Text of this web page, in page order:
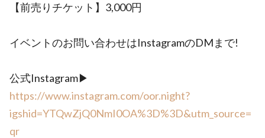
【前売りチケット】3,000円
イベントのお問い合わせはInstagramのDMまで!
公式Instagram▶︎
https://www.instagram.com/oor.night?
igshid=YTQwZjQ0NmI0OA%3D%3D&utm_source=
qr